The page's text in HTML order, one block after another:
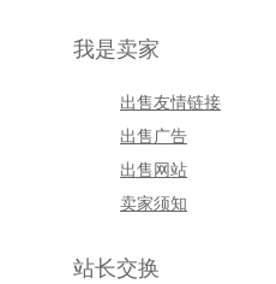
我是卖家
出售友情链接
出售广告
出售网站
卖家须知
站长交换